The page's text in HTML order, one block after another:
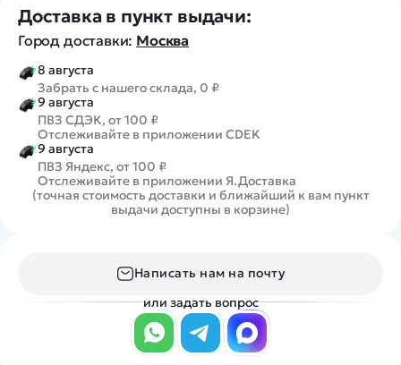
Доставка в пункт выдачи:
Город доставки: Москва
8 августа
Забрать с нашего склада, 0 ₽
9 августа
ПВЗ СДЭК, от 100 ₽
Отслеживайте в приложении CDEK
9 августа
ПВЗ Яндекс, от 100 ₽
Отслеживайте в приложении Я.Доставка
(точная стоимость доставки и ближайший к вам пункт
выдачи доступны в корзине)
Написать нам на почту
или задать вопрос